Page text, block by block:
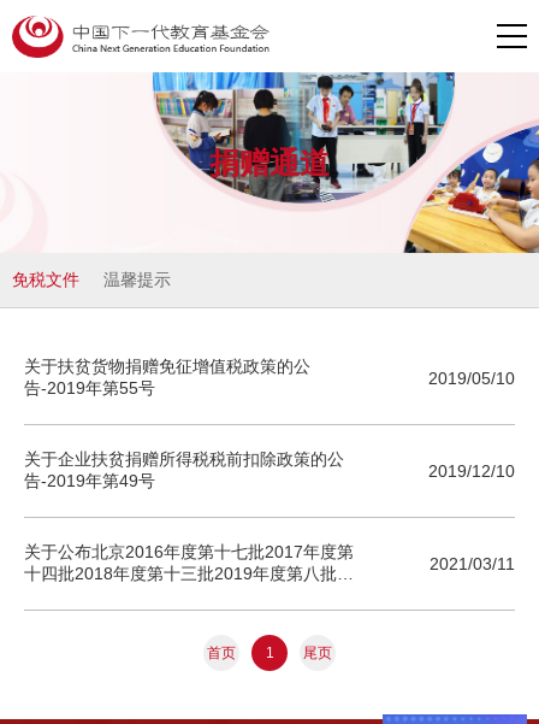
捐赠通道
免税文件 温馨提示
关于扶贫货物捐赠免征增值税政策的公
告-2019年第55号
2019/05/10
关于企业扶贫捐赠所得税税前扣除政策的公
告-2019年第49号
2019/12/10
关于公布北京2016年度第十七批2017年度第
十四批2018年度第十三批2019年度第八批和
名单的通知
2021/03/11
首页 1 尾页